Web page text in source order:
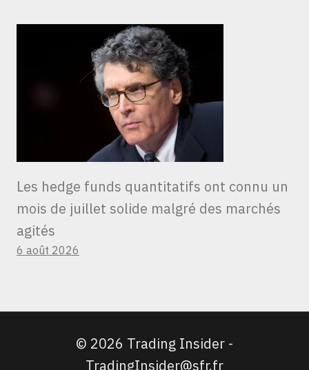
Les hedge funds quantitatifs ont connu un
mois de juillet solide malgré des marchés
agités
6 août 2026
© 2026 Trading Insider -
TradingInsider@sfr.fr